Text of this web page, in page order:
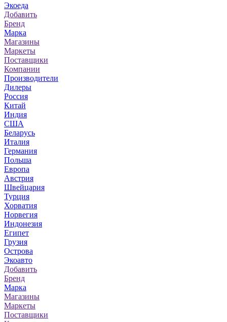
Экоеда
Добавить
Бренд
Марка
Магазины
Маркеты
Поставщики
Компании
Производители
Дилеры
Россия
Китай
Индия
США
Беларусь
Италия
Германия
Польша
Европа
Австрия
Швейцария
Турция
Хорватия
Норвегия
Индонезия
Египет
Грузия
Острова
Экоавто
Добавить
Бренд
Марка
Магазины
Маркеты
Поставщики